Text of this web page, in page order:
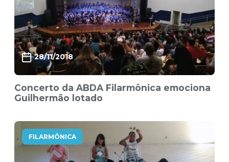
28/11/2018
Concerto da ABDA Filarmônica emociona
Guilhermão lotado
FILARMÔNICA